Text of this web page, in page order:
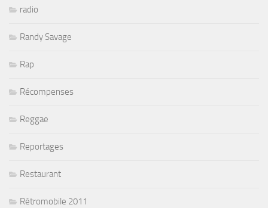
radio
Randy Savage
Rap
Récompenses
Reggae
Reportages
Restaurant
Rétromobile 2011